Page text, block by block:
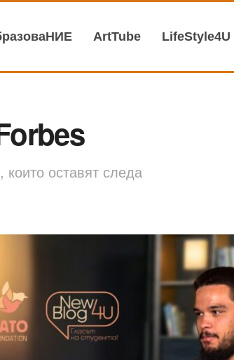
АrtTube LifeStyle4U
оставят следа